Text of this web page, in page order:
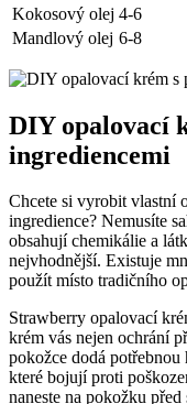
Kokosový olej 4-6
Mandlový olej 6-8
DIY opalovací
ingrediencemi
Chcete si vyrobit vlastní
ingredience? Nemusíte
obsahují chemikálie a
nejvhodnější. Existuje
použít místo tradičního
Strawberry opalovací
krém vás nejen ochrání
pokožce dodá
které bojují proti
naneste na pokožku